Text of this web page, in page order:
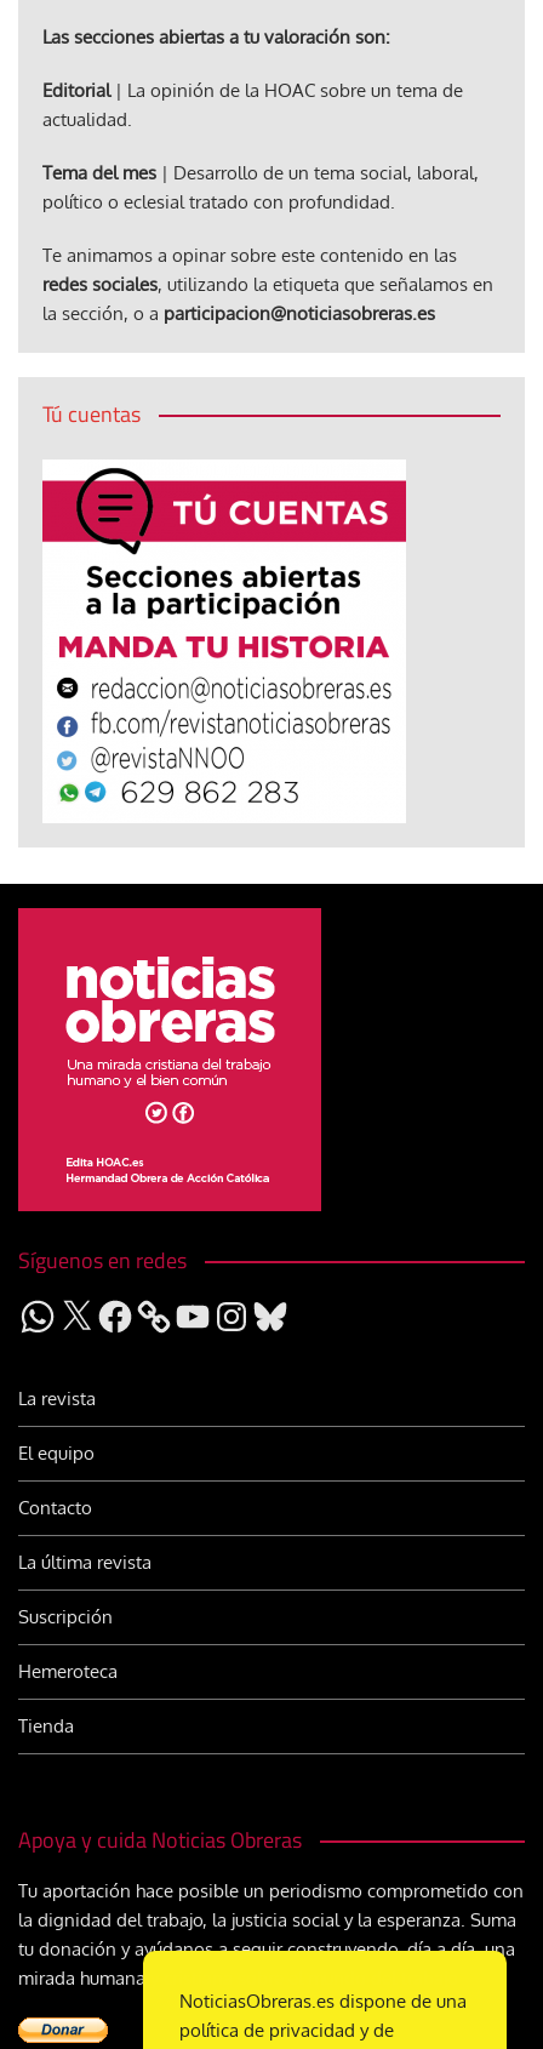
Las secciones abiertas a tu valoración son:
Editorial| La opinión de la HOAC sobre un tema de
actualidad.
Tema del mes | Desarrollo de un tema social, laboral,
político o eclesial tratado con profundidad.
Te animamos a opinar sobre este contenido en las
redes sociales, utilizando la etiqueta que señalamos en
la sección, o a participacion@noticiasobreras.es
Tú cuentas
Síguenos en redes
WhatsApp
X Facebook YouTubeInstagram
Bluesky
La revista
El equipo
Contacto
La última revista
Suscripción
Hemeroteca
Tienda
Apoya y cuida Noticias Obreras
Tu aportación hace posible un periodismo comprometido con
la dignidad del trabajo, la justicia social y la esperanza. Suma
tu donación y ayúdanos a seguir construyendo, día a día, una
mirada humana y cristiana sobre el mundo del trabajo
NoticiasObreras.es dispone de una
política de privacidad y de